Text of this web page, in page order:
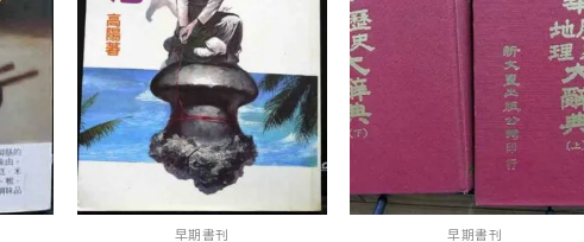
早期書刊 早期書刊